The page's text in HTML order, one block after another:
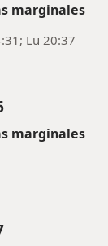
marginales
Lu 20:37
marginales